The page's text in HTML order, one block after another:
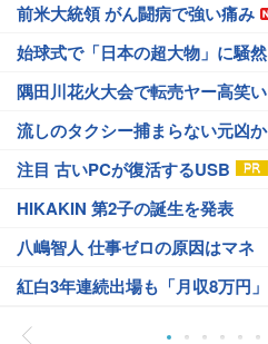
前米大統領 がん闘病で強い痛み
始球式で「日本の超大物」に騒然
隅田川花火大会で転売ヤー高笑い
流しのタクシー捕まらない元凶か
注目 古いPCが復活するUSB
HIKAKIN 第2子の誕生を発表
八嶋智人 仕事ゼロの原因はマネ
紅白3年連続出場も「月収8万円」